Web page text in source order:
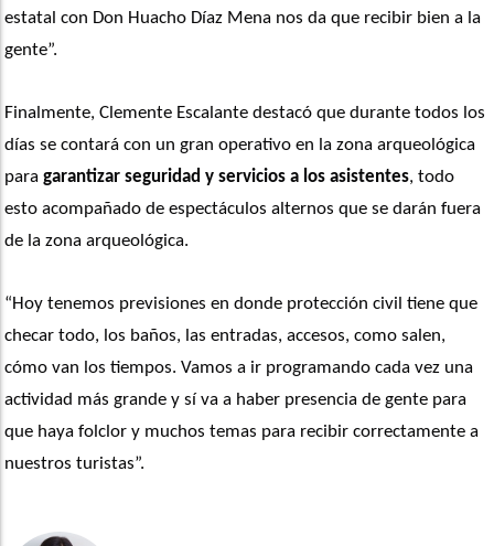
estatal con Don Huacho Díaz Mena nos da que recibir bien a la
gente”.
Finalmente, Clemente Escalante destacó que durante todos los
días se contará con un gran operativo en la zona arqueológica
para garantizar seguridad y servicios a los asistentes, todo
esto acompañado de espectáculos alternos que se darán fuera
de la zona arqueológica.
“Hoy tenemos previsiones en donde protección civil tiene que
checar todo, los baños, las entradas, accesos, como salen,
cómo van los tiempos. Vamos a ir programando cada vez una
actividad más grande y sí va a haber presencia de gente para
que haya folclor y muchos temas para recibir correctamente a
nuestros turistas”.